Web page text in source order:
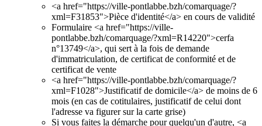
<a href="https://ville-pontlabbe.bzh/comarquage/?
xml=F31853">Pièce d'identité</a> en cours de validité
Formulaire <a href="https://ville-
pontlabbe.bzh/comarquage/?xml=R14220">cerfa
n°13749</a>, qui sert à la fois de demande
d'immatriculation, de certificat de conformité et de
certificat de vente
<a href="https://ville-pontlabbe.bzh/comarquage/?
xml=F1028">Justificatif de domicile</a> de moins de 6
mois (en cas de cotitulaires, justificatif de celui dont
l'adresse va figurer sur la carte grise)
Si vous faites la démarche pour quelqu'un d'autre, <a